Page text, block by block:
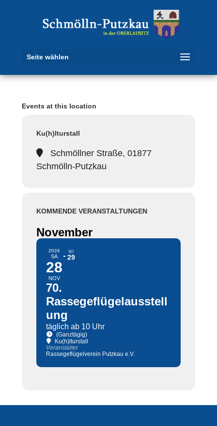
Seite wählen
Events at this location
Ku(h)lturstall
Schmöllner Straße, 01877
Schmölln-Putzkau
KOMMENDE VERANSTALTUNGEN
November
2026
SA
28
NOV
SO
29
70.
Rassegeflügelausstell
ung
täglich ab 10 Uhr
(Ganztägig)
Ku(h)lturstall
Veranstalter
Rassegeflügelverein Putzkau e.V.